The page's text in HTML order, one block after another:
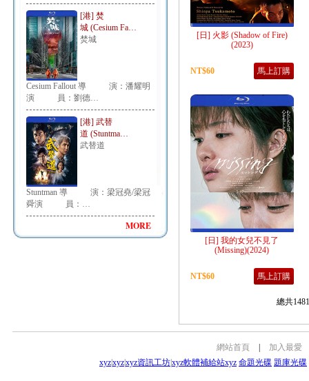
[港] 焚
城 (Cesium Fa…
焚城
Cesium Fallout 導 演：潘耀明
演 員：劉德…
[港] 武替
道 (Stuntma…
武替道
Stuntman 導 演：梁冠堯/梁冠
舜演 員：…
MORE
[日] 火影 (Shadow of Fire)
(2023)
NT$60 馬上訂購
[日] 我的女兒不見了
(Missing)(2024)
NT$60 馬上訂購
總共
網站首頁
加入最愛
xyzxyzxyz資訊工坊xyz軟體補給站xyz 命題光碟 題庫光碟